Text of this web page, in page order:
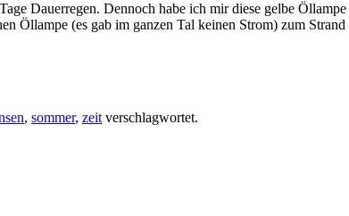
Dauerregen. Dennoch habe ich mir diese gelbe
Öllampe (es gab im ganzen Tal keinen Strom) zum
, sommer, zeit verschlagwortet.